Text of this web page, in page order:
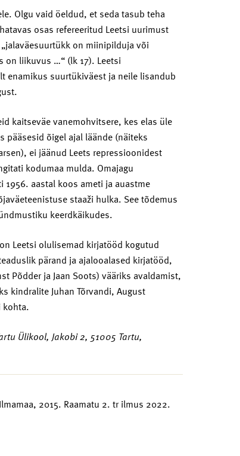
Olgu vaid öeldud, et seda tasub teha
osas refereeritud Leetsi uurimust
on miinipilduja või
liikuvus …“ (lk 17). Leetsi
enamikus suurtükiväest ja neile lisandub
kaitseväe vanemohvitsere, kes elas üle
pääsesid õigel ajal läände (näiteks
ei jäänud Leets repressioonidest
kodumaa mulda. Omajagu
aastal koos ameti ja auastme
staaži hulka. See tõdemus
keerdkäikudes.
Leetsi olulisemad kirjatööd kogutud
pärand ja ajalooalased kirjatööd,
Põdder ja Jaan Soots) vääriks avaldamist,
kindralite Juhan Tõrvandi, August
kohta.
Ülikool, Jakobi 2, 51005 Tartu,
2015. Raamatu 2. tr ilmus 2022.